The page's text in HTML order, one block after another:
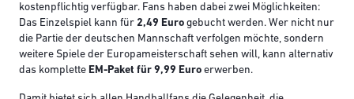
kostenpflichtig verfügbar. Fans haben dabei zwei Möglichkeiten:
Das Einzelspiel kann für 2,49 Euro gebucht werden. Wer nicht nur
die Partie der deutschen Mannschaft verfolgen möchte, sondern
weitere Spiele der Europameisterschaft sehen will, kann alternativ
das komplette EM-Paket für 9,99 Euro erwerben.